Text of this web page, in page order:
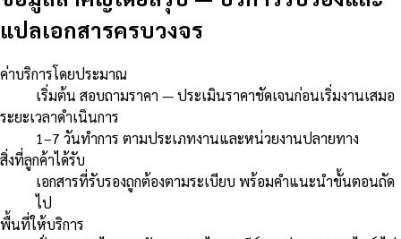
แปลเอกสารครบวงจร
ค่าบริการโดยประมาณ
เริ่มต้น สอบถามราคา — ประเมินราคาชัดเจนก่อนเริ่มงานเสมอ
ระยะเวลาดำเนินการ
1–7 วันทำการ ตามประเภทงานและหน่วยงานปลายทาง
สิ่งที่ลูกค้าได้รับ
เอกสารที่รับรองถูกต้องตามระเบียบ พร้อมคำแนะนำขั้นตอนถัด
ไป
พื้นที่ให้บริการ